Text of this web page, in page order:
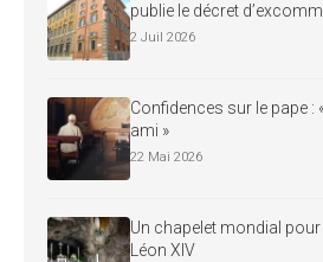
publie le décret
2 Juil 2026
Confidences sur le pape :
ami »
22 Mai 2026
Un chapelet mondial
Léon XIV